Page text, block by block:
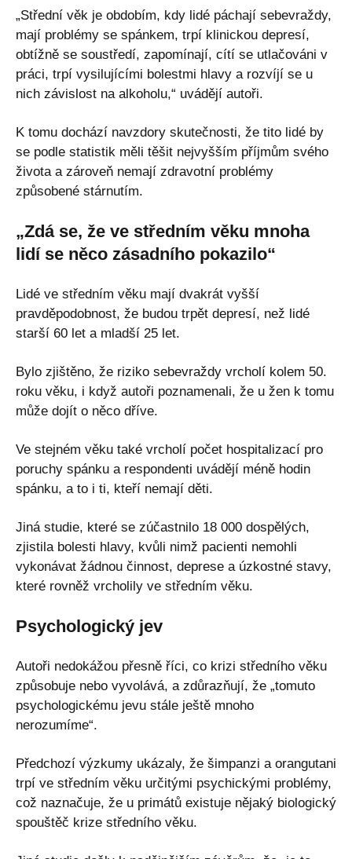
„Střední věk je obdobím, kdy lidé páchají sebevraždy,
mají problémy se spánkem, trpí klinickou depresí,
obtížně se soustředí, zapomínají, cítí se utlačováni v
práci, trpí vysilujícími bolestmi hlavy a rozvíjí se u
nich závislost na alkoholu,“ uvádějí autoři.
K tomu dochází navzdory skutečnosti, že tito lidé by
se podle statistik měli těšit nejvyšším příjmům svého
života a zároveň nemají zdravotní problémy
způsobené stárnutím.
„Zdá se, že ve středním věku mnoha
lidí se něco zásadního pokazilo“
Lidé ve středním věku mají dvakrát vyšší
pravděpodobnost, že budou trpět depresí, než lidé
starší 60 let a mladší 25 let.
Bylo zjištěno, že riziko sebevraždy vrcholí kolem 50.
roku věku, i když autoři poznamenali, že u žen k tomu
může dojít o něco dříve.
Ve stejném věku také vrcholí počet hospitalizací pro
poruchy spánku a respondenti uvádějí méně hodin
spánku, a to i ti, kteří nemají děti.
Jiná studie, které se zúčastnilo 18 000 dospělých,
zjistila bolesti hlavy, kvůli nimž pacienti nemohli
vykonávat žádnou činnost, deprese a úzkostné stavy,
které rovněž vrcholily ve středním věku.
Psychologický jev
Autoři nedokážou přesně říci, co krizi středního věku
způsobuje nebo vyvolává, a zdůrazňují, že „tomuto
psychologickému jevu stále ještě mnoho
nerozumíme“.
Předchozí výzkumy ukázaly, že šimpanzi a orangutani
trpí ve středním věku určitými psychickými problémy,
což naznačuje, že u primátů existuje nějaký biologický
spouštěč krize středního věku.